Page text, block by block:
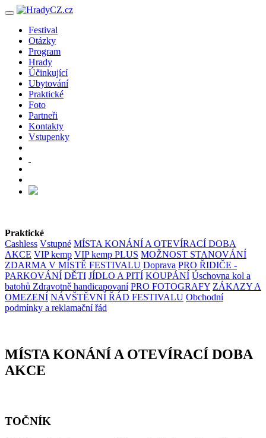
Festival
Otázky
Program
Hrady
Účinkující
Ubytování
Praktické
Foto
Partneři
Kontakty
Vstupenky
Praktické
Cashless Vstupné MÍSTA KONÁNÍ A OTEVÍRACÍ DOBA
AKCE VIP kemp VIP kemp PLUS MOŽNOST STANOVÁNÍ
ZDARMA V MÍSTĚ FESTIVALU Doprava PRO ŘIDIČE -
PARKOVÁNÍ DĚTI JÍDLO A PITÍ KOUPÁNÍ Úschovna kol a
batohů Zdravotně handicapovaní PRO FOTOGRAFY ZÁKAZY A
OMEZENÍ NÁVŠTĚVNÍ ŘÁD FESTIVALU Obchodní
podmínky a reklamační řád
MÍSTA KONÁNÍ A OTEVÍRACÍ DOBA
AKCE
TOČNÍK